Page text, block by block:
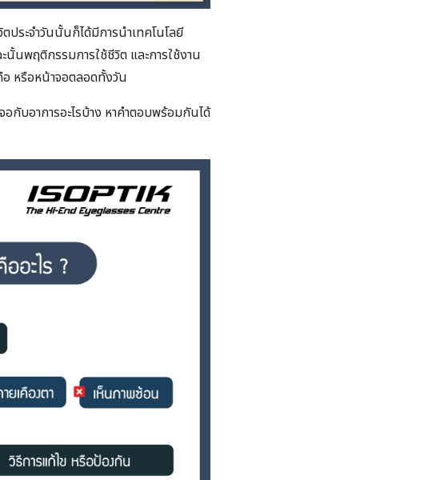
ตประจำวันนั้นก็ได้มีการนำเทคโนโลยี
นั้นพฤติกรรมการใช้ชีวิต และการใช้งาน
หรือหน้าจอตลอดทั้งวัน
กับอาการอะไรบ้าง หาคำตอบพร้อมกันได้